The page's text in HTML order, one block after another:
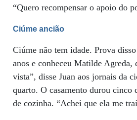
“Quero recompensar o apoio do
Ciúme ancião
Ciúme não tem idade. Prova
anos e conheceu Matilde
vista”, disse Juan aos jornais da
quarto. O casamento durou
de cozinha. “Achei que ela me